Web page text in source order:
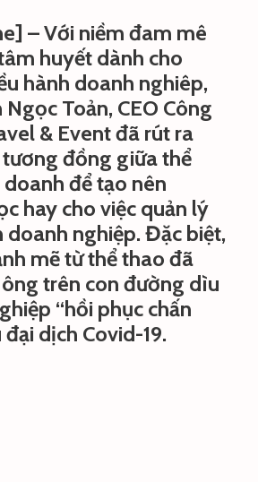
– Với niềm đam mê
huyết dành cho
hành doanh nghiêp,
Toản, CEO Công
& Event đã rút ra
đồng giữa thể
để tạo nên
hay cho việc quản lý
doanh nghiệp. Đặc biệt,
mẽ từ thể thao đã
trên con đường dìu
“hồi phục chấn
dịch Covid-19.